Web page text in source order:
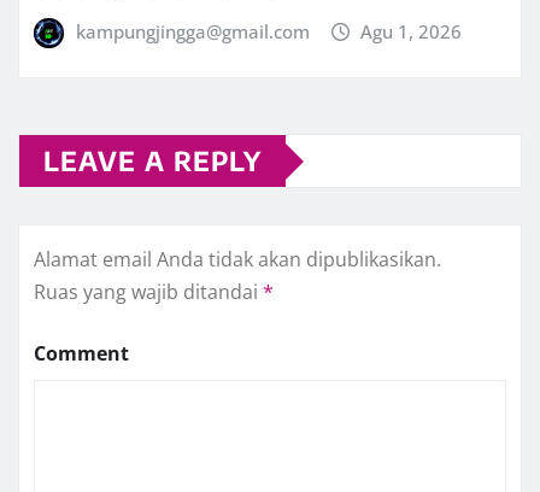
kampungjingga@gmail.com Agu 1, 2026
LEAVE A REPLY
Alamat email Anda tidak akan dipublikasikan.
Ruas yang wajib ditandai *
Comment